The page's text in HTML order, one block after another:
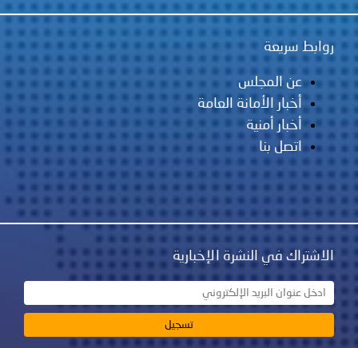
روابط سريعة
عن المجلس
أخبار الأمانة العامة
أخبار أمنية
اتصل بنا
الاشتراك في النشرة الإخبارية